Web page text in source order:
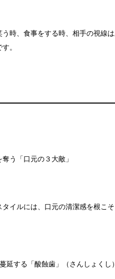
時、食事をする時、相手の視線
。
う「口元の３大敵」
イルには、口元の清潔感を根こ
延する「酸蝕歯」（さんしょくし）